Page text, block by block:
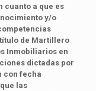
cuanto a que es
y/o
de Martillero
Inmobiliarios en
dictadas por
con fecha
las